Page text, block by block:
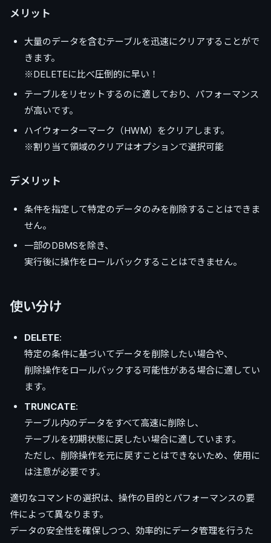
メリット
大量のデータを含むテーブルを迅速にクリアすることがで
きます。
※DELETEに比べ圧倒的に早い！
テーブルをリセットするのに適しており、パフォーマンス
が高いです。
ハイウォーターマーク（HWM）をクリアします。
※割り当て領域のクリアはオプションで選択可能
デメリット
条件を指定して特定のデータのみを削除することはできま
せん。
一部のDBMSを除き、
実行後に操作をロールバックすることはできません。
使い分け
DELETE:
特定の条件に基づいてデータを削除したい場合や、
削除操作をロールバックする可能性がある場合に適してい
ます。
TRUNCATE:
テーブル内のデータをすべて高速に削除し、
テーブルを初期状態に戻したい場合に適しています。
ただし、削除操作を元に戻すことはできないため、使用に
は注意が必要です。
適切なコマンドの選択は、操作の目的とパフォーマンスの要
件によって異なります。
データの安全性を確保しつつ、効率的にデータ管理を行うた